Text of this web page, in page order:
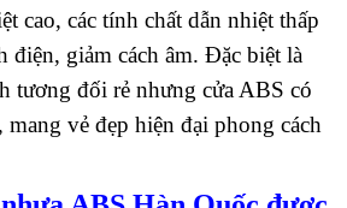
cao, các tính chất dẫn nhiệt thấp
điện, giảm cách âm. Đặc biệt là
tương đối rẻ nhưng cửa ABS có
mang vẻ đẹp hiện đại phong cách